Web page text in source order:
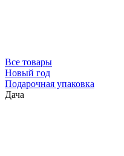
Все товары
Новый год
Подарочная упаковка
Дача